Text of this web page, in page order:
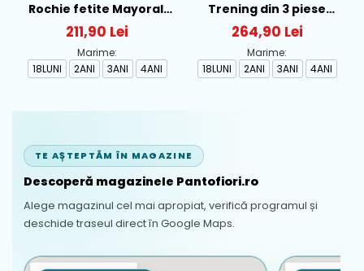
Rochie fetite Mayoral,
Bleumarin Imprimeu
Inimi si Covrigei - 2947-
035
211,90 Lei
Marime:
18LUNI
2ANI 3ANI 4ANI
Trening din 3 piese
pentru fetite cu vesta
Mayoral, Roz/Bej - 2837-
072
264,90 Lei
Marime:
18LUNI
2ANI 3ANI 4ANI
TE AȘTEPTĂM ÎN MAGAZINE
Descoperă magazinele Pantofiori.ro
Alege magazinul cel mai apropiat, verifică programul și
deschide traseul direct în Google Maps.